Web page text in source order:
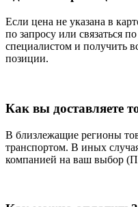
Если цена не указана в
по запросу или связаться
специалистом и получить
позиции.
Как вы доставляете
В близлежащие регионы
транспортом. В иных
компанией на ваш выбор